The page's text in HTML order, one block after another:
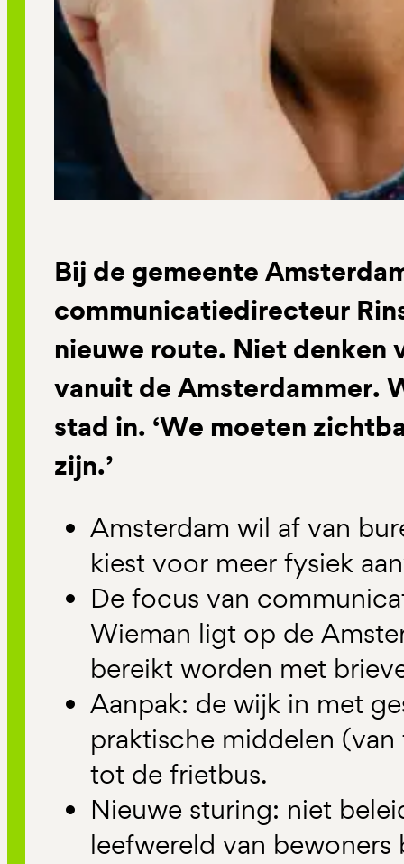
Bij de gemeente
communicatiedirecteur
nieuwe route. Niet denken
vanuit de Amsterdammer.
stad in. ‘We moeten
zijn.’
Amsterdam wil af van
kiest voor meer fysiek
De focus van
Wieman ligt op de
bereikt worden met
Aanpak: de wijk in met
praktische middelen
tot de frietbus.
Nieuwe sturing: niet
leefwereld van